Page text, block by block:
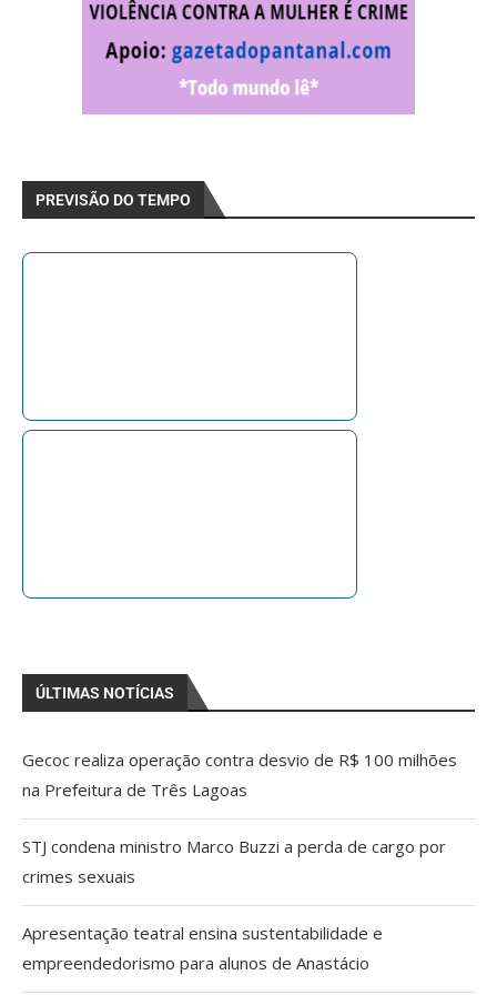
PREVISÃO DO TEMPO
ÚLTIMAS NOTÍCIAS
Gecoc realiza operação contra desvio de R$ 100 milhões
na Prefeitura de Três Lagoas
STJ condena ministro Marco Buzzi a perda de cargo por
crimes sexuais
Apresentação teatral ensina sustentabilidade e
empreendedorismo para alunos de Anastácio